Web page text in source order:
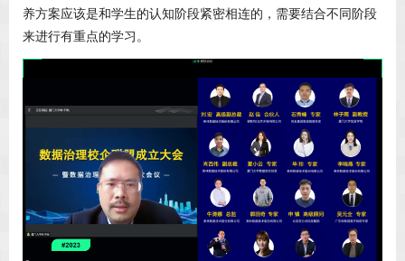
养方案应该是和学生的认知阶段紧密相连的，需要结合不同阶段
来进行有重点的学习。